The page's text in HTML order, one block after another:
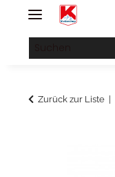
Zurück zur Liste